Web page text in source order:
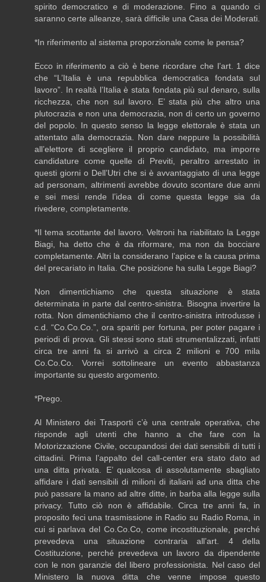
spirito democratico e di moderazione. Fino a quando ci
saranno certe alleanze, sarà difficile una Casa dei Moderati.
*In riferimento al sistema proporzionale come le pensa?
Ecco in riferimento a ciò è bene ricordare che l’art. 1 dice
che “L’Italia è una repubblica democratica fondata sul
lavoro”. In realtà l’Italia è stata fondata più sul denaro, sulla
ricchezza, che non sul lavoro. E’ stata più che altro una
plutocrazia e non una democrazia, non di certo un governo
del popolo. In questo senso la legge elettorale è stata un
attentato alla democrazia. Non dare neppure la possibilità
all’elettore di scegliere il proprio candidato, ma imporre
candidature come quelle di Previti, peraltro arrestato in
questi giorni o Dell’Utri che si è avvantaggiato di una legge
ad personam, altrimenti avrebbe dovuto scontare due anni
e sei mesi rende l’idea di come questa legge sia da
rivedere, completamente.
*Il tema scottante del lavoro. Veltroni ha riabilitato la Legge
Biagi, ha detto che è da riformare, ma non da bocciare
completamente. Altri la considerano l’apice e la causa prima
del precariato in Italia. Che posizione ha sulla Legge Biagi?
Non dimentichiamo che questa situazione è stata
determinata in parte dal centro-sinistra. Bisogna invertire la
rotta. Non dimentichiamo che il centro-sinistra introdusse i
c.d. “Co.Co.Co.”, ora spariti per fortuna, per poter pagare i
periodi di prova. Gli stessi sono stati strumentalizzati, infatti
circa tre anni fa si arrivò a circa 2 milioni e 700 mila
Co.Co.Co. Vorrei sottolineare un evento abbastanza
importante su questo argomento.
*Prego.
Al Ministero dei Trasporti c’è una centrale operativa, che
risponde agli utenti che hanno a che fare con la
Motorizzazione Civile, occupandosi dei dati sensibili di tutti i
cittadini. Prima l’appalto del call-center era stato dato ad
una ditta privata. E’ qualcosa di assolutamente sbagliato
affidare i dati sensibili di milioni di italiani ad una ditta che
può passare la mano ad altre ditte, in barba alla legge sulla
privacy. Tutto ciò non è affidabile. Circa tre anni fa, in
proposito feci una trasmissione in Radio su Radio Roma, in
cui si parlava del Co.Co.Co, come incostituzionale, perché
prevedeva una situazione contraria all’art. 4 della
Costituzione, perché prevedeva un lavoro da dipendente
con le non garanzie del libero professionista. Nel caso del
Ministero la nuova ditta che venne impose questo